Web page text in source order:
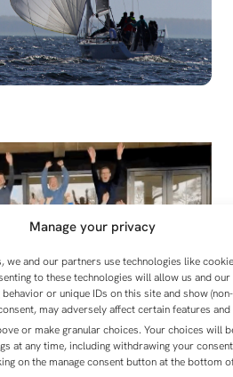
Manage your privacy
we and our partners use technologies like
to these technologies will allow us and
or unique IDs on this site and show
may adversely affect certain features
or make granular choices. Your choices will
at any time, including withdrawing your
on the manage consent button at the bottom
Contact